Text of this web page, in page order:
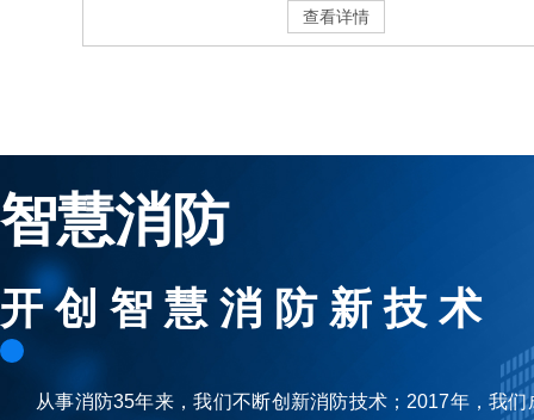
统、“高危爆炸区域的无明火安全检测”、“新型高大空间
火水炮检测”等方面具有创新，达到国际先进水平。 以实
查看详情
智慧消防
开 创 智 慧 消 防 新 技 术
从事消防35年来，我们不断创新消防技术；2017年，我们